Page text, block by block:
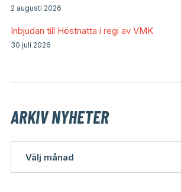
2 augusti 2026
Inbjudan till Höstnatta i regi av VMK
30 juli 2026
ARKIV NYHETER